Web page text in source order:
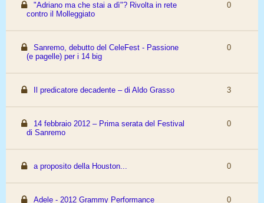
"Adriano ma che stai a dì"? Rivolta in rete
contro il Molleggiato
0
Sanremo, debutto del CeleFest - Passione
(e pagelle) per i 14 big
0
Il predicatore decadente – di Aldo Grasso 3
14 febbraio 2012 – Prima serata del Festival
di Sanremo
0
a proposito della Houston... 0
Adele - 2012 Grammy Performance 0